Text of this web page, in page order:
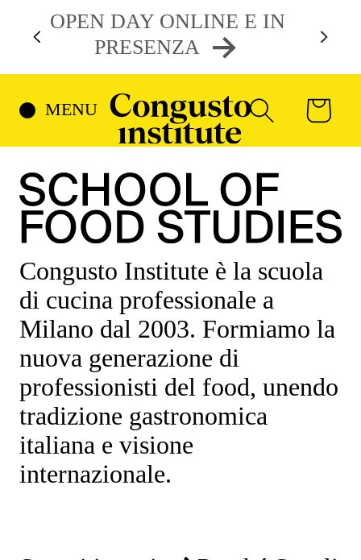
CONTENUTI
OPEN DAY ONLINE E IN
PRESENZA
MENU
Congusto Institute è la scuola
di cucina professionale a
Milano dal 2003. Formiamo la
nuova generazione di
professionisti del food, unendo
tradizione gastronomica
italiana e visione
internazionale.